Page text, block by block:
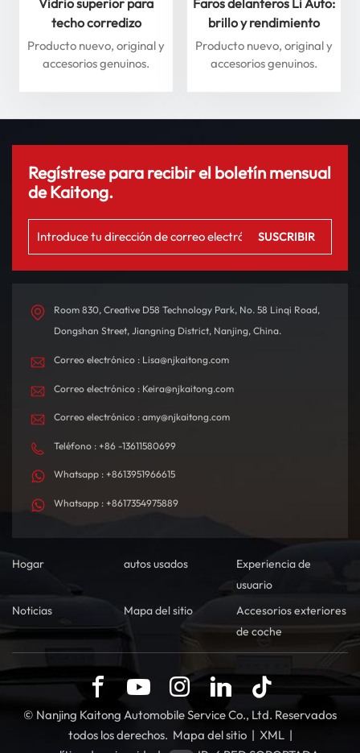
techo corredizo
delantero y trasero para
Li Auto Serie L: mejore
Producto nuevo, original y
accesorios genuinos.
brillo y rendimiento
superiores para máxima
seguridad
Producto nuevo, original y
accesorios genuinos.
Regístrese para recibir el boletín mensual
de Kaitong.
Room 830, Creative D58 Technology Park, No. 58 Linqi Road,
Dongshan Street, Jiangning District, Nanjing, China.
Correo electrónico : Lisa@njkaitong.com
Correo electrónico : Keira@njkaitong.com
Correo electrónico : amy@njkaitong.com
Teléfono : +86 -13611580699
Whatsapp : +8613951966615
Whatsapp : +8617354975889
Hogar autos usados
Experiencia de
usuario
Noticias
Mapa del sitio
Accesorios exteriores
de coche
© Nanjing Kaitong Automobile Service Co., Ltd. Reservados
todos los derechos. Mapa del sitio | XML |